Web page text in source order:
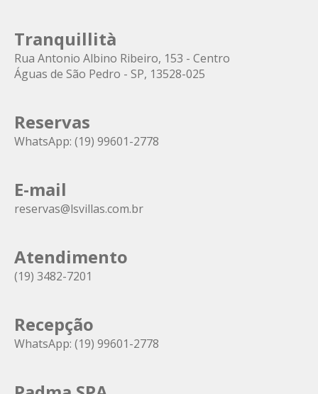
Tranquillità
Rua Antonio Albino Ribeiro, 153 - Centro
Águas de São Pedro - SP, 13528-025
Reservas
WhatsApp: (19) 99601-2778
E-mail
reservas@lsvillas.com.br
Atendimento
(19) 3482-7201
Recepção
WhatsApp: (19) 99601-2778